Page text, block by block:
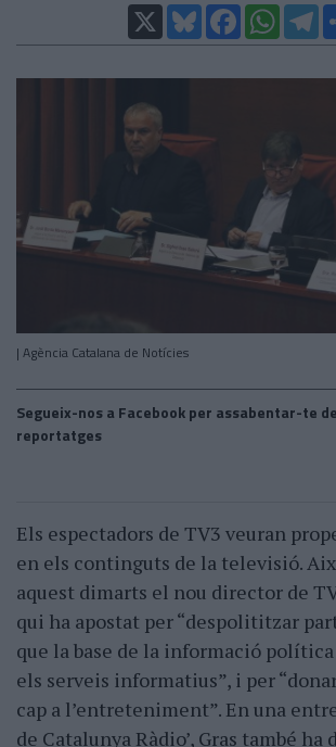
X
BlueskyFacebook
| Agència Catalana de Notícies
Segueix-nos a Facebook per assabentar-te
reportatges
Els espectadors de TV3 veuran
en els continguts de la televisió.
aquest dimarts el nou director de
qui ha apostat per “despolititzar
que la base de la informació
els serveis informatius”, i per
cap a l’entreteniment”. En una
de Catalunya Ràdio’, Gras també ha